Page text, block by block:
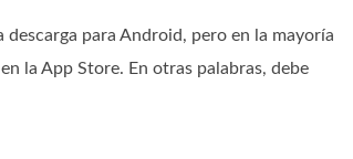
para Android, pero en la mayoría
la App Store. En otras palabras, debe